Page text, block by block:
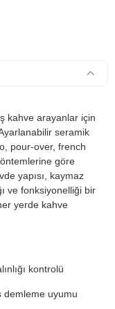
kahve arayanlar için
seramik
pour-over, french
göre
yapısı, kaymaz
ve fonksiyonelliği bir
yerde kahve
kontrolü
demleme uyumu